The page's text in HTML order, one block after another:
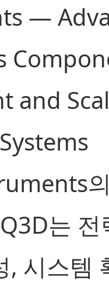
—
and
는 전
, 시스템